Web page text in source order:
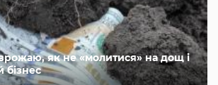
як не «молитися» на дощ і
бізнес